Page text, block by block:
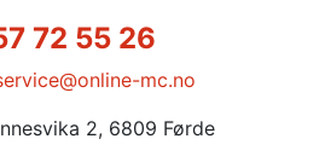
72 55 26
mc.no
2, 6809 Førde